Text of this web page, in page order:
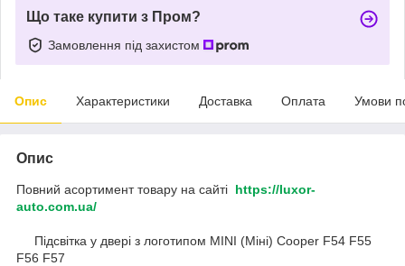
Що таке купити з Пром?
Замовлення під захистом
Опис Характеристики Доставка Оплата Умови
Опис
Повний асортимент товару на сайті https://luxor-
auto.com.ua/
Підсвітка у двері з логотипом MINI (Міні) Cooper F54 F55
F56 F57